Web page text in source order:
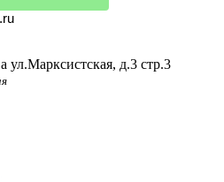
ул.Марксистская, д.3 стр.3